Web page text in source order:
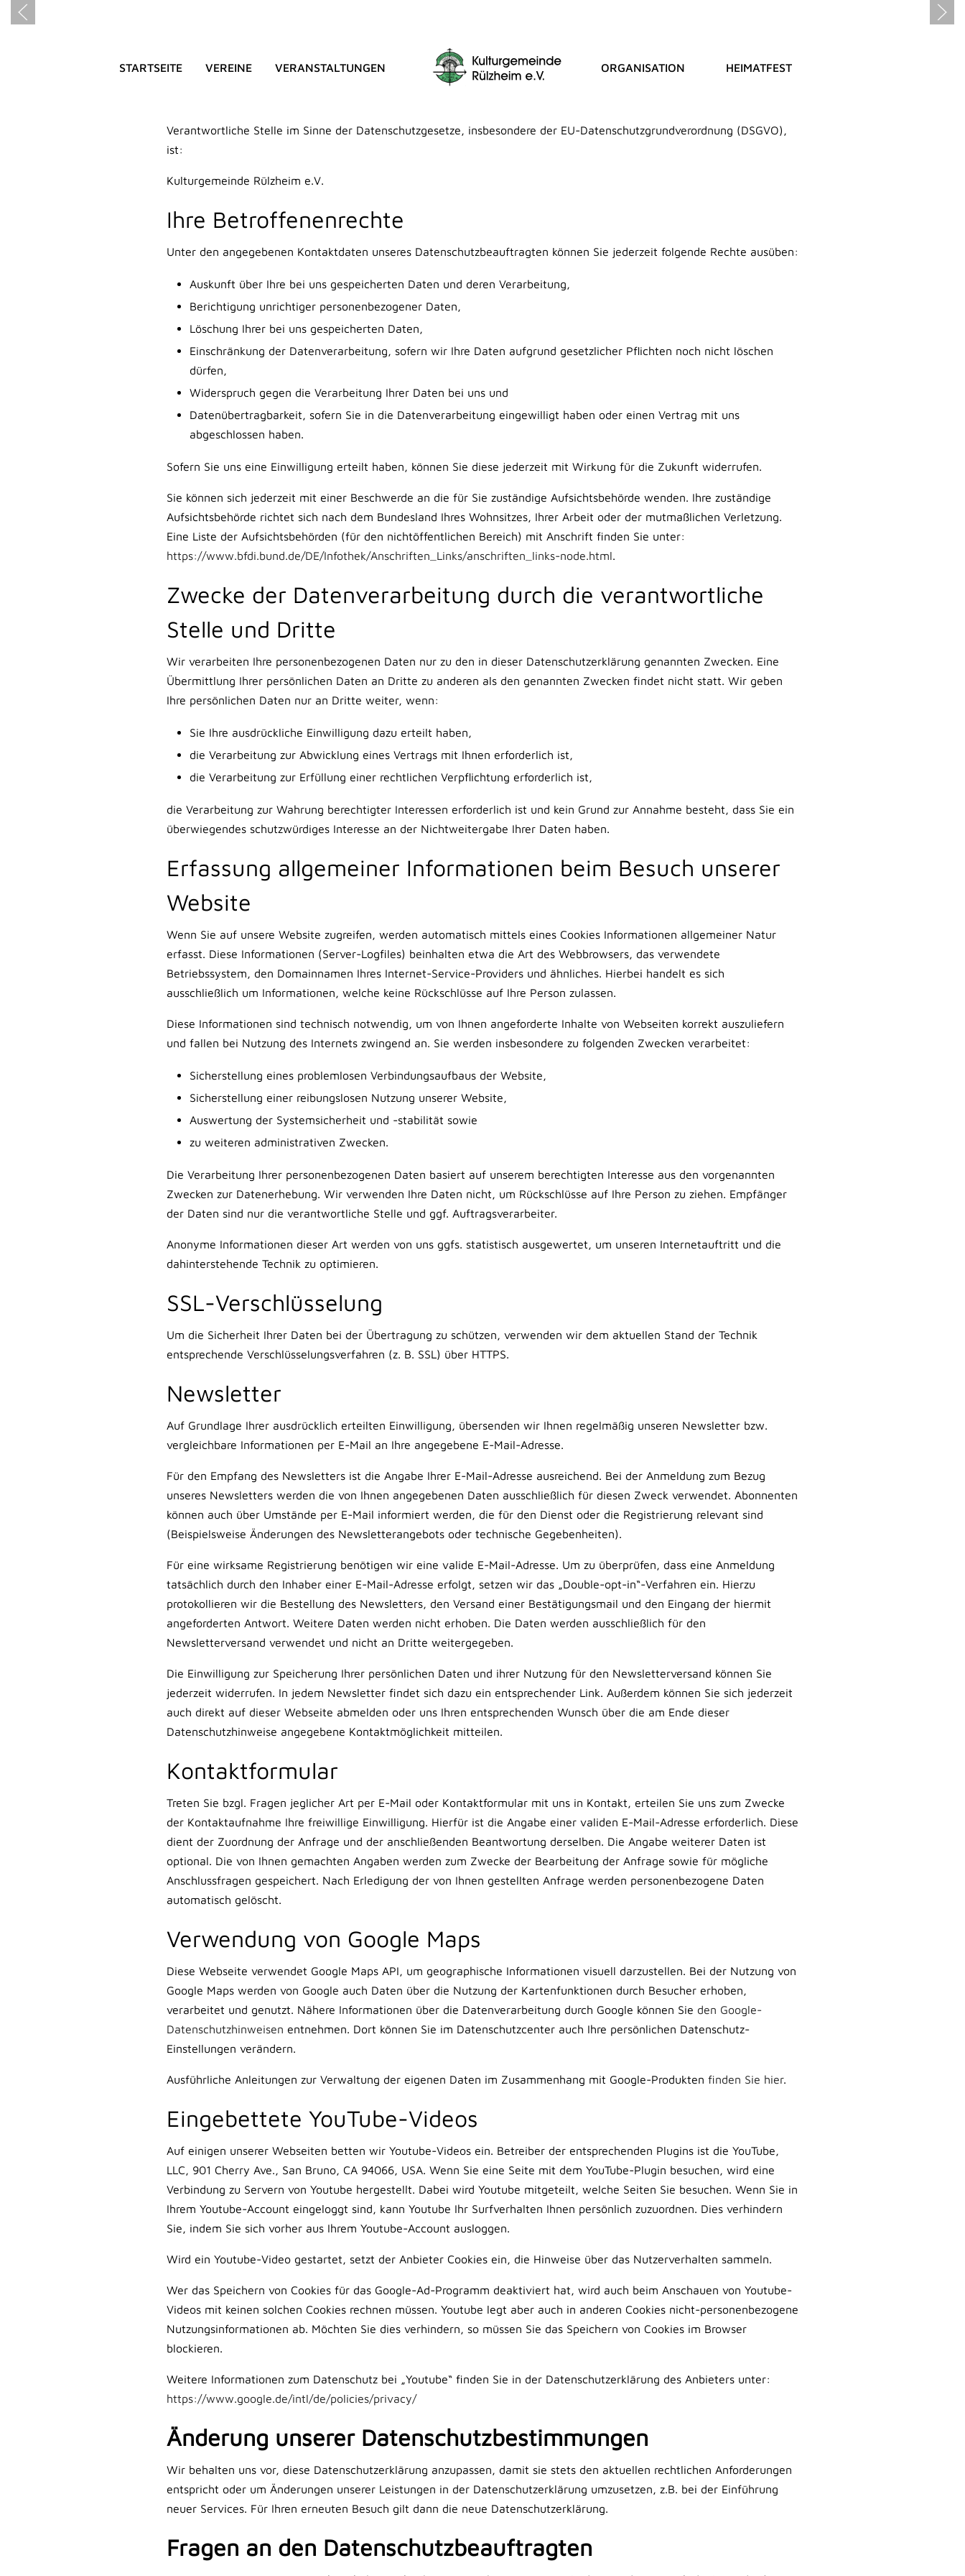
STARTSEITE VEREINE VERANSTALTUNGEN ORGANISATION HEIMATFEST
DATENSCHUTZERKLÄRUNG
Verantwortliche Stelle im Sinne der Datenschutzgesetze, insbesondere der EU-Datenschutzgrundverordnung (DSGVO),
ist:
Kulturgemeinde Rülzheim e.V.
Ihre Betroffenenrechte
Unter den angegebenen Kontaktdaten unseres Datenschutzbeauftragten können Sie jederzeit folgende Rechte ausüben:
Auskunft über Ihre bei uns gespeicherten Daten und deren Verarbeitung,
Berichtigung unrichtiger personenbezogener Daten,
Löschung Ihrer bei uns gespeicherten Daten,
Einschränkung der Datenverarbeitung, sofern wir Ihre Daten aufgrund gesetzlicher Pflichten noch nicht löschen
dürfen,
Widerspruch gegen die Verarbeitung Ihrer Daten bei uns und
Datenübertragbarkeit, sofern Sie in die Datenverarbeitung eingewilligt haben oder einen Vertrag mit uns
abgeschlossen haben.
Sofern Sie uns eine Einwilligung erteilt haben, können Sie diese jederzeit mit Wirkung für die Zukunft widerrufen.
Sie können sich jederzeit mit einer Beschwerde an die für Sie zuständige Aufsichtsbehörde wenden. Ihre zuständige
Aufsichtsbehörde richtet sich nach dem Bundesland Ihres Wohnsitzes, Ihrer Arbeit oder der mutmaßlichen Verletzung.
Eine Liste der Aufsichtsbehörden (für den nichtöffentlichen Bereich) mit Anschrift finden Sie unter:
https://www.bfdi.bund.de/DE/Infothek/Anschriften_Links/anschriften_links-node.html.
Zwecke der Datenverarbeitung durch die verantwortliche
Stelle und Dritte
Wir verarbeiten Ihre personenbezogenen Daten nur zu den in dieser Datenschutzerklärung genannten Zwecken. Eine
Übermittlung Ihrer persönlichen Daten an Dritte zu anderen als den genannten Zwecken findet nicht statt. Wir geben
Ihre persönlichen Daten nur an Dritte weiter, wenn:
Sie Ihre ausdrückliche Einwilligung dazu erteilt haben,
die Verarbeitung zur Abwicklung eines Vertrags mit Ihnen erforderlich ist,
die Verarbeitung zur Erfüllung einer rechtlichen Verpflichtung erforderlich ist,
die Verarbeitung zur Wahrung berechtigter Interessen erforderlich ist und kein Grund zur Annahme besteht, dass Sie ein
überwiegendes schutzwürdiges Interesse an der Nichtweitergabe Ihrer Daten haben.
Erfassung allgemeiner Informationen beim Besuch unserer
Website
Wenn Sie auf unsere Website zugreifen, werden automatisch mittels eines Cookies Informationen allgemeiner Natur
erfasst. Diese Informationen (Server-Logfiles) beinhalten etwa die Art des Webbrowsers, das verwendete
Betriebssystem, den Domainnamen Ihres Internet-Service-Providers und ähnliches. Hierbei handelt es sich
ausschließlich um Informationen, welche keine Rückschlüsse auf Ihre Person zulassen.
Diese Informationen sind technisch notwendig, um von Ihnen angeforderte Inhalte von Webseiten korrekt auszuliefern
und fallen bei Nutzung des Internets zwingend an. Sie werden insbesondere zu folgenden Zwecken verarbeitet:
Sicherstellung eines problemlosen Verbindungsaufbaus der Website,
Sicherstellung einer reibungslosen Nutzung unserer Website,
Auswertung der Systemsicherheit und -stabilität sowie
zu weiteren administrativen Zwecken.
Die Verarbeitung Ihrer personenbezogenen Daten basiert auf unserem berechtigten Interesse aus den vorgenannten
Zwecken zur Datenerhebung. Wir verwenden Ihre Daten nicht, um Rückschlüsse auf Ihre Person zu ziehen. Empfänger
der Daten sind nur die verantwortliche Stelle und ggf. Auftragsverarbeiter.
Anonyme Informationen dieser Art werden von uns ggfs. statistisch ausgewertet, um unseren Internetauftritt und die
dahinterstehende Technik zu optimieren.
SSL-Verschlüsselung
Um die Sicherheit Ihrer Daten bei der Übertragung zu schützen, verwenden wir dem aktuellen Stand der Technik
entsprechende Verschlüsselungsverfahren (z. B. SSL) über HTTPS.
Newsletter
Auf Grundlage Ihrer ausdrücklich erteilten Einwilligung, übersenden wir Ihnen regelmäßig unseren Newsletter bzw.
vergleichbare Informationen per E-Mail an Ihre angegebene E-Mail-Adresse.
Für den Empfang des Newsletters ist die Angabe Ihrer E-Mail-Adresse ausreichend. Bei der Anmeldung zum Bezug
unseres Newsletters werden die von Ihnen angegebenen Daten ausschließlich für diesen Zweck verwendet. Abonnenten
können auch über Umstände per E-Mail informiert werden, die für den Dienst oder die Registrierung relevant sind
(Beispielsweise Änderungen des Newsletterangebots oder technische Gegebenheiten).
Für eine wirksame Registrierung benötigen wir eine valide E-Mail-Adresse. Um zu überprüfen, dass eine Anmeldung
tatsächlich durch den Inhaber einer E-Mail-Adresse erfolgt, setzen wir das „Double-opt-in“-Verfahren ein. Hierzu
protokollieren wir die Bestellung des Newsletters, den Versand einer Bestätigungsmail und den Eingang der hiermit
angeforderten Antwort. Weitere Daten werden nicht erhoben. Die Daten werden ausschließlich für den
Newsletterversand verwendet und nicht an Dritte weitergegeben.
Die Einwilligung zur Speicherung Ihrer persönlichen Daten und ihrer Nutzung für den Newsletterversand können Sie
jederzeit widerrufen. In jedem Newsletter findet sich dazu ein entsprechender Link. Außerdem können Sie sich jederzeit
auch direkt auf dieser Webseite abmelden oder uns Ihren entsprechenden Wunsch über die am Ende dieser
Datenschutzhinweise angegebene Kontaktmöglichkeit mitteilen.
Kontaktformular
Treten Sie bzgl. Fragen jeglicher Art per E-Mail oder Kontaktformular mit uns in Kontakt, erteilen Sie uns zum Zwecke
der Kontaktaufnahme Ihre freiwillige Einwilligung. Hierfür ist die Angabe einer validen E-Mail-Adresse erforderlich. Diese
dient der Zuordnung der Anfrage und der anschließenden Beantwortung derselben. Die Angabe weiterer Daten ist
optional. Die von Ihnen gemachten Angaben werden zum Zwecke der Bearbeitung der Anfrage sowie für mögliche
Anschlussfragen gespeichert. Nach Erledigung der von Ihnen gestellten Anfrage werden personenbezogene Daten
automatisch gelöscht.
Verwendung von Google Maps
Diese Webseite verwendet Google Maps API, um geographische Informationen visuell darzustellen. Bei der Nutzung von
Google Maps werden von Google auch Daten über die Nutzung der Kartenfunktionen durch Besucher erhoben,
verarbeitet und genutzt. Nähere Informationen über die Datenverarbeitung durch Google können Sie den Google-
Datenschutzhinweisen entnehmen. Dort können Sie im Datenschutzcenter auch Ihre persönlichen Datenschutz-
Einstellungen verändern.
Ausführliche Anleitungen zur Verwaltung der eigenen Daten im Zusammenhang mit Google-Produkten finden Sie hier.
Eingebettete YouTube-Videos
Auf einigen unserer Webseiten betten wir Youtube-Videos ein. Betreiber der entsprechenden Plugins ist die YouTube,
LLC, 901 Cherry Ave., San Bruno, CA 94066, USA. Wenn Sie eine Seite mit dem YouTube-Plugin besuchen, wird eine
Verbindung zu Servern von Youtube hergestellt. Dabei wird Youtube mitgeteilt, welche Seiten Sie besuchen. Wenn Sie in
Ihrem Youtube-Account eingeloggt sind, kann Youtube Ihr Surfverhalten Ihnen persönlich zuzuordnen. Dies verhindern
Sie, indem Sie sich vorher aus Ihrem Youtube-Account ausloggen.
Wird ein Youtube-Video gestartet, setzt der Anbieter Cookies ein, die Hinweise über das Nutzerverhalten sammeln.
Wer das Speichern von Cookies für das Google-Ad-Programm deaktiviert hat, wird auch beim Anschauen von Youtube-
Videos mit keinen solchen Cookies rechnen müssen. Youtube legt aber auch in anderen Cookies nicht-personenbezogene
Nutzungsinformationen ab. Möchten Sie dies verhindern, so müssen Sie das Speichern von Cookies im Browser
blockieren.
Weitere Informationen zum Datenschutz bei „Youtube“ finden Sie in der Datenschutzerklärung des Anbieters unter:
https://www.google.de/intl/de/policies/privacy/
Änderung unserer Datenschutzbestimmungen
Wir behalten uns vor, diese Datenschutzerklärung anzupassen, damit sie stets den aktuellen rechtlichen Anforderungen
entspricht oder um Änderungen unserer Leistungen in der Datenschutzerklärung umzusetzen, z.B. bei der Einführung
neuer Services. Für Ihren erneuten Besuch gilt dann die neue Datenschutzerklärung.
Fragen an den Datenschutzbeauftragten